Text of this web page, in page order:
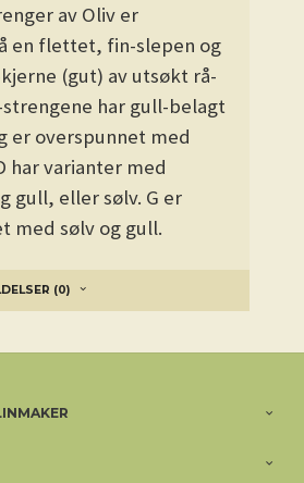
av Oliv er
en flettet, fin-slepen og
(gut) av utsøkt rå-
strengene har gull-belagt
er overspunnet med
har varianter med
gull, eller sølv. G er
med sølv og gull.
(0)